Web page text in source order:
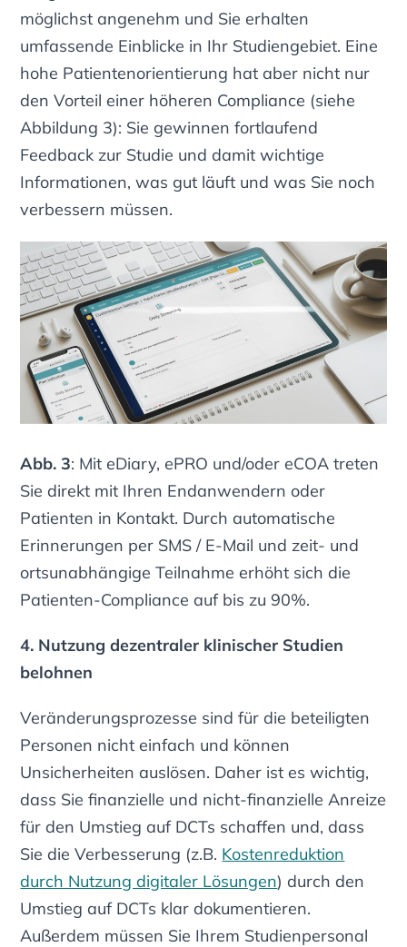
möglichst angenehm und Sie erhalten
umfassende Einblicke in Ihr Studiengebiet. Eine
hohe Patientenorientierung hat aber nicht nur
den Vorteil einer höheren Compliance (siehe
Abbildung 3): Sie gewinnen fortlaufend
Feedback zur Studie und damit wichtige
Informationen, was gut läuft und was Sie noch
verbessern müssen.
Abb. 3: Mit eDiary, ePRO und/oder eCOA treten
Sie direkt mit Ihren Endanwendern oder
Patienten in Kontakt. Durch automatische
Erinnerungen per SMS / E-Mail und zeit- und
ortsunabhängige Teilnahme erhöht sich die
Patienten-Compliance auf bis zu 90%.
4. Nutzung dezentraler klinischer Studien
belohnen
Veränderungsprozesse sind für die beteiligten
Personen nicht einfach und können
Unsicherheiten auslösen. Daher ist es wichtig,
dass Sie finanzielle und nicht-finanzielle Anreize
für den Umstieg auf DCTs schaffen und, dass
Sie die Verbesserung (z.B. Kostenreduktion
durch Nutzung digitaler Lösungen) durch den
Umstieg auf DCTs klar dokumentieren.
Außerdem müssen Sie Ihrem Studienpersonal